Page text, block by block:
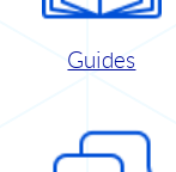
Guides